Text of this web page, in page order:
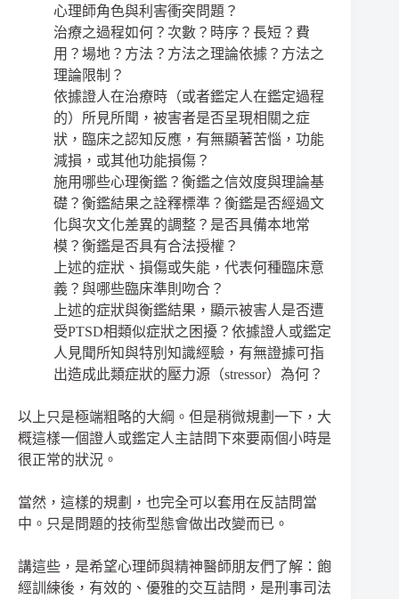
心理師角色與利害衝突問題？
治療之過程如何？次數？時序？長短？費
用？場地？方法？方法之理論依據？方法之
理論限制？
依據證人在治療時（或者鑑定人在鑑定過程
的）所見所聞，被害者是否呈現相關之症
狀，臨床之認知反應，有無顯著苦惱，功能
減損，或其他功能損傷？
施用哪些心理衡鑑？衡鑑之信效度與理論基
礎？衡鑑結果之詮釋標準？衡鑑是否經過文
化與次文化差異的調整？是否具備本地常
模？衡鑑是否具有合法授權？
上述的症狀、損傷或失能，代表何種臨床意
義？與哪些臨床準則吻合？
上述的症狀與衡鑑結果，顯示被害人是否遭
受PTSD相類似症狀之困擾？依據證人或鑑定
人見聞所知與特別知識經驗，有無證據可指
出造成此類症狀的壓力源（stressor）為何？
以上只是極端粗略的大綱。但是稍微規劃一下，大
概這樣一個證人或鑑定人主詰問下來要兩個小時是
很正常的狀況。
當然，這樣的規劃，也完全可以套用在反詰問當
中。只是問題的技術型態會做出改變而已。
講這些，是希望心理師與精神醫師朋友們了解：飽
經訓練後，有效的、優雅的交互詰問，是刑事司法